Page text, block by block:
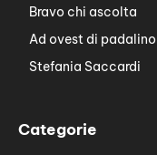
Bravo chi ascolta
Ad ovest di padalino
Stefania Saccardi
Categorie